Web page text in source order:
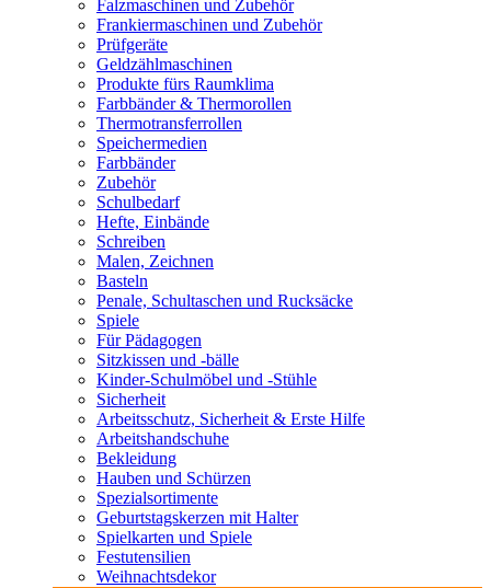
Falzmaschinen und Zubehör
Frankiermaschinen und Zubehör
Prüfgeräte
Geldzählmaschinen
Produkte fürs Raumklima
Farbbänder & Thermorollen
Thermotransferrollen
Speichermedien
Farbbänder
Zubehör
Schulbedarf
Hefte, Einbände
Schreiben
Malen, Zeichnen
Basteln
Penale, Schultaschen und Rucksäcke
Spiele
Für Pädagogen
Sitzkissen und -bälle
Kinder-Schulmöbel und -Stühle
Sicherheit
Arbeitsschutz, Sicherheit & Erste Hilfe
Arbeitshandschuhe
Bekleidung
Hauben und Schürzen
Spezialsortimente
Geburtstagskerzen mit Halter
Spielkarten und Spiele
Festutensilien
Weihnachtsdekor